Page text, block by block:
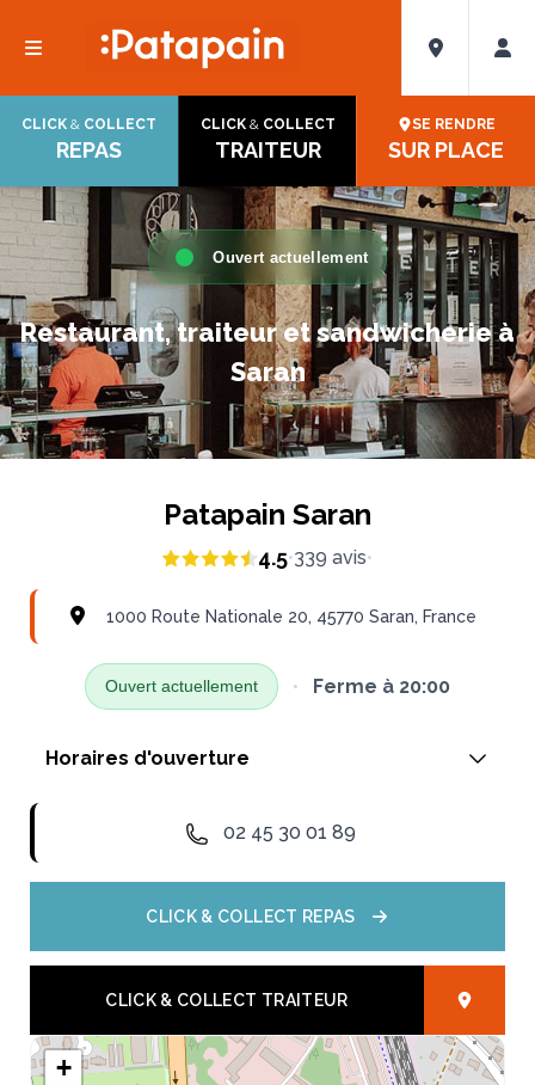
CLICK &COLLECT
REPAS
CLICK &COLLECT
TRAITEUR
SE RENDRE
SUR PLACE
Ouvert actuellement
Restaurant, traiteur et sandwicherie à
Saran
Patapain Saran
4.5•339 avis•
1000 Route Nationale 20, 45770 Saran, France
Ouvert actuellement • Ferme à 20:00
Horaires d'ouverture
Lundi
06:30 - 20:00
Mercredi
06:30 - 20:00
02 45 30 01 89
CLICK & COLLECT REPAS
CLICK & COLLECT TRAITEUR
+